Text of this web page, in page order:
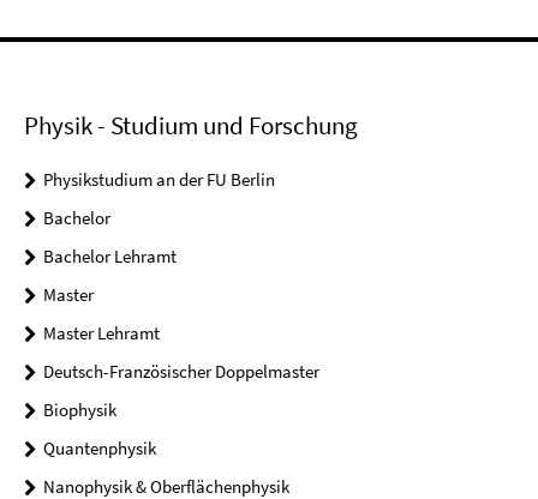
Physik - Studium und Forschung
Physikstudium an der FU Berlin
Bachelor
Bachelor Lehramt
Master
Master Lehramt
Deutsch-Französischer Doppelmaster
Biophysik
Quantenphysik
Nanophysik & Oberflächenphysik